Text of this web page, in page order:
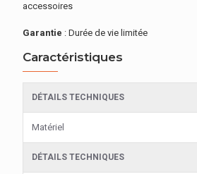
accessoires
Garantie : Durée de vie limitée
Caractéristiques
DÉTAILS TECHNIQUES
Matériel
DÉTAILS TECHNIQUES